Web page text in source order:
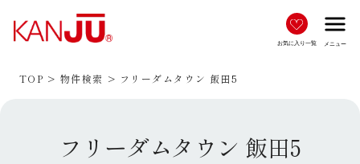
お気に入り一覧
menu
メニュー
TOP 物件検索 フリーダムタウン 飯田5
フリーダムタウン 飯田5